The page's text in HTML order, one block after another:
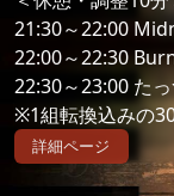
21:30～22:00
22:00～22:30
22:30～23:00 た
※1組転換込みの
詳細ページ